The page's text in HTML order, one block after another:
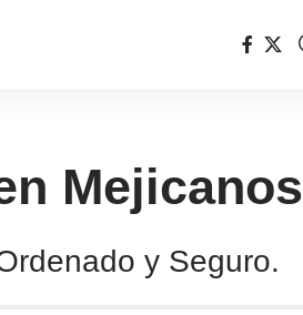
Mejicanos
y Seguro.